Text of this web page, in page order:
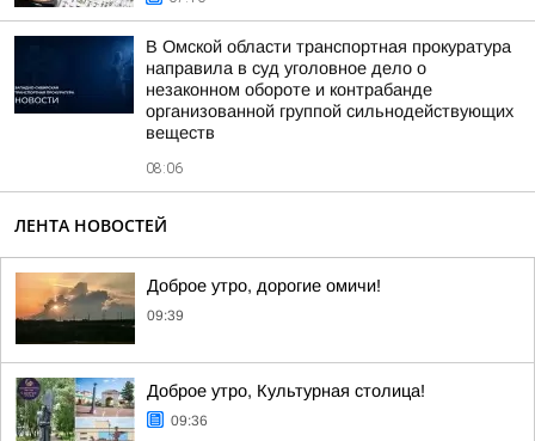
В Омской области транспортная прокуратура
направила в суд уголовное дело о
незаконном обороте и контрабанде
организованной группой сильнодействующих
веществ
08:06
ЛЕНТА НОВОСТЕЙ
Доброе утро, дорогие омичи!
09:39
Доброе утро, Культурная столица!
09:36